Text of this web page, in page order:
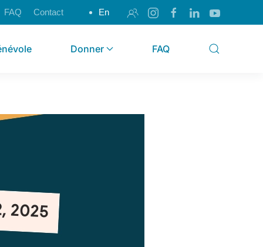
FAQ Contact En
Donner FAQ